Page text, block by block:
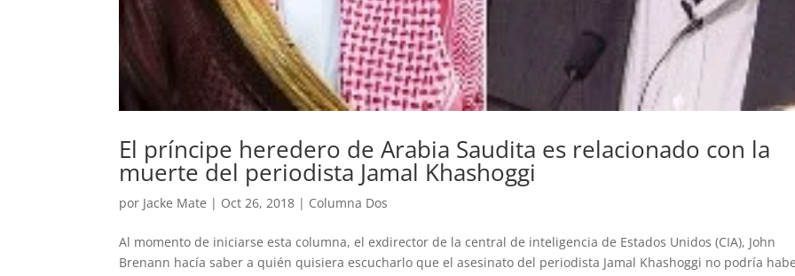
El príncipe heredero de Arabia Saudita es relacionado con la
muerte del periodista Jamal Khashoggi
por Jacke Mate | Oct 26, 2018 | Columna Dos
Al momento de iniciarse esta columna, el exdirector de la central de inteligencia de Estados Unidos (CIA), John
Brenann hacía saber a quién quisiera escucharlo que el asesinato del periodista Jamal Khashoggi no podría